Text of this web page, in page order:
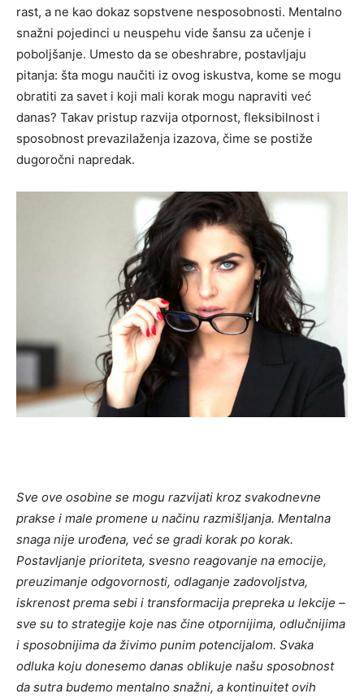
rast, a ne kao dokaz sopstvene nesposobnosti. Mentalno
snažni pojedinci u neuspehu vide šansu za učenje i
poboljšanje. Umesto da se obeshrabre, postavljaju
pitanja: šta mogu naučiti iz ovog iskustva, kome se mogu
obratiti za savet i koji mali korak mogu napraviti već
danas? Takav pristup razvija otpornost, fleksibilnost i
sposobnost prevazilaženja izazova, čime se postiže
dugoročni napredak.
Sve ove osobine se mogu razvijati kroz svakodnevne
prakse i male promene u načinu razmišljanja. Mentalna
snaga nije urođena, već se gradi korak po korak.
Postavljanje prioriteta, svesno reagovanje na emocije,
preuzimanje odgovornosti, odlaganje zadovoljstva,
iskrenost prema sebi i transformacija prepreka u lekcije –
sve su to strategije koje nas čine otpornijima, odlučnijima
i sposobnijima da živimo punim potencijalom. Svaka
odluka koju donesemo danas oblikuje našu sposobnost
da sutra budemo mentalno snažni, a kontinuitet ovih